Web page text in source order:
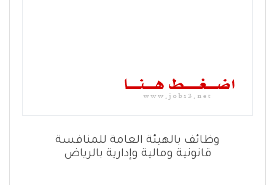
وظائف بالهيئة العامة للمنافسة
قانونية ومالية وإدارية بالرياض